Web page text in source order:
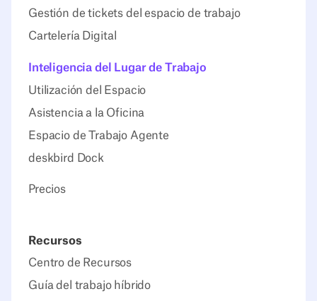
Gestión de tickets del espacio de trabajo
Cartelería Digital
Inteligencia del Lugar de Trabajo
Utilización del Espacio
Asistencia a la Oficina
Espacio de Trabajo Agente
deskbird Dock
Precios
Recursos
Centro de Recursos
Guía del trabajo híbrido